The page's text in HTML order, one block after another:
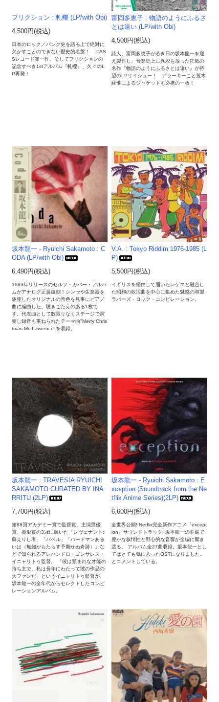
フリクション : 軋轢 (LP/with Obi)
4,500円(税込)
日本のロック／パンク史を語る上で絶対に
欠かすことのできない歴史的名盤！ PAS
Sレコード第一作、そしてフリクションの
記念すべき1stアルバム『軋轢』、久々のL
P再発！
富岡多恵子 : 物語のようにふるさ
とは遠い (LP/with Obi)
4,500円(税込)
詩人、富岡多恵子が若き日の坂本龍一を迎
え製作し、音楽史上に異彩を放った狂気の
名作『物語のようにふるさとは遠い』が待
望のLPリイシュー！ アラーキーこと荒木
経惟によるジャケットも必携の一枚！
坂本龍一 - Ryuichi Sakamoto : C
ODA (LP/with Obi)
6,490円(税込)
1983年リリースのセルフ・カバー・アルバ
ムがアナログ正規復刻！シンセや生楽器を
駆使したオリジナルの音色を見事にピアノ
曲に編曲した、聴きごたえのある1枚で
す。代表曲として数限りなくステージで演
奏し録音も重ねられたテーマ曲"Merry Chris
tmas Mr. Lawrence"を収録。
V.A. : Tokyo Riddim 1976-1985 (L
P)
5,500円(税込)
イギリスを経由して届いたレゲエと融合し
た昭和の歌謡曲を中心に集めた魅惑の和製
ラバーズ・ロック・コンピレーション。
坂本龍一 : TRAVESIA RYUICHI
SAKAMOTO CURATED BY INA
RRITU (2LP)
7,700円(税込)
第88回アカデミー賞で監督賞、主演男優
賞、撮影賞の3冠に輝いた「レヴェナント:
蘇えりし者」「バベル」「バードマンある
いは（無知がもたらす予期せぬ奇跡）」な
どで知られるアレハンドロ・ゴンサレス・
イニャリトゥ監督。 「彼は類まれな才能の
持ち主で、私は長年にわたって彼の作品の
大ファンだ」というイニャリトゥ監督が、
坂本龍一の全年代からセレクトしたコンピ
レーションアルバム。
坂本龍一 - Ryuichi Sakamoto : E
xception (Soundtrack from the Ne
tflix Anime Series)(2LP)
6,600円(税込)
全世界公開! Netflix完全新作アニメ『except
ion』サウンドトラック! 坂本龍一の荘厳で
豊かな叙情性と野心的な音響が全編に響き
渡る。 アルバム全27曲収録。坂本龍一とし
てはとても気に入ったOSTになりました。
とコメントしている。